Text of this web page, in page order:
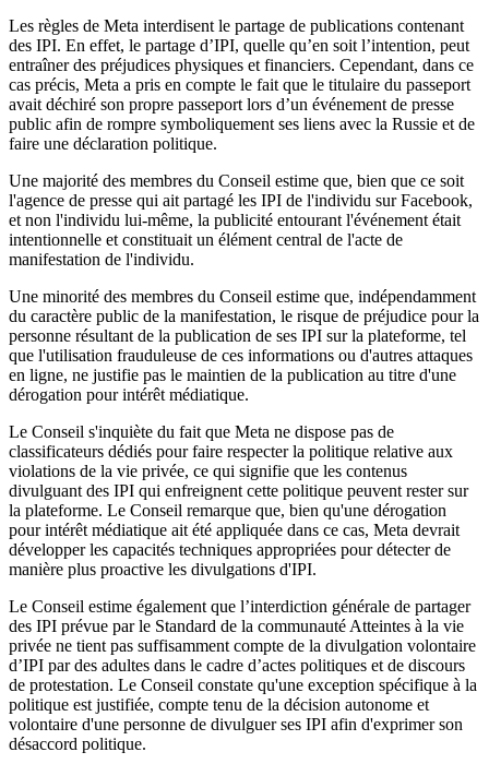
Les règles de Meta interdisent le partage de publications contenant
des IPI. En effet, le partage d’IPI, quelle qu’en soit l’intention, peut
entraîner des préjudices physiques et financiers. Cependant, dans ce
cas précis, Meta a pris en compte le fait que le titulaire du passeport
avait déchiré son propre passeport lors d’un événement de presse
public afin de rompre symboliquement ses liens avec la Russie et de
faire une déclaration politique.
Une majorité des membres du Conseil estime que, bien que ce soit
l'agence de presse qui ait partagé les IPI de l'individu sur Facebook,
et non l'individu lui-même, la publicité entourant l'événement était
intentionnelle et constituait un élément central de l'acte de
manifestation de l'individu.
Une minorité des membres du Conseil estime que, indépendamment
du caractère public de la manifestation, le risque de préjudice pour la
personne résultant de la publication de ses IPI sur la plateforme, tel
que l'utilisation frauduleuse de ces informations ou d'autres attaques
en ligne, ne justifie pas le maintien de la publication au titre d'une
dérogation pour intérêt médiatique.
Le Conseil s'inquiète du fait que Meta ne dispose pas de
classificateurs dédiés pour faire respecter la politique relative aux
violations de la vie privée, ce qui signifie que les contenus
divulguant des IPI qui enfreignent cette politique peuvent rester sur
la plateforme. Le Conseil remarque que, bien qu'une dérogation
pour intérêt médiatique ait été appliquée dans ce cas, Meta devrait
développer les capacités techniques appropriées pour détecter de
manière plus proactive les divulgations d'IPI.
Le Conseil estime également que l’interdiction générale de partager
des IPI prévue par le Standard de la communauté Atteintes à la vie
privée ne tient pas suffisamment compte de la divulgation volontaire
d’IPI par des adultes dans le cadre d’actes politiques et de discours
de protestation. Le Conseil constate qu'une exception spécifique à la
politique est justifiée, compte tenu de la décision autonome et
volontaire d'une personne de divulguer ses IPI afin d'exprimer son
désaccord politique.